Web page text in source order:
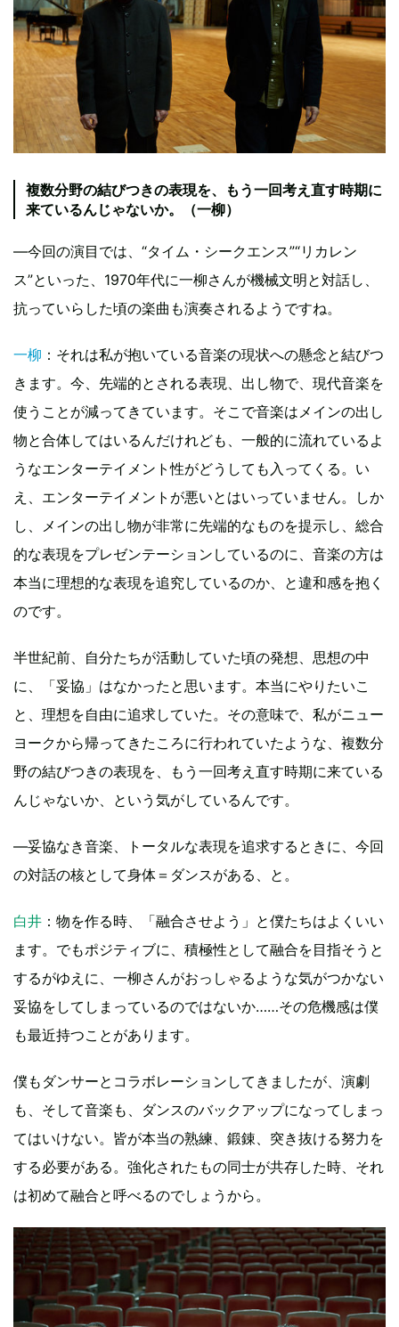
複数分野の結びつきの表現を、もう一回考え直す時期に
来ているんじゃないか。（一柳）
—今回の演目では、“タイム・シークエンス”“リカレン
ス”といった、1970年代に一柳さんが機械文明と対話し、
抗っていらした頃の楽曲も演奏されるようですね。
一柳 ：それは私が抱いている音楽の現状への懸念と結びつ
きます。今、先端的とされる表現、出し物で、現代音楽を
使うことが減ってきています。そこで音楽はメインの出し
物と合体してはいるんだけれども、一般的に流れているよ
うなエンターテイメント性がどうしても入ってくる。い
え、エンターテイメントが悪いとはいっていません。しか
し、メインの出し物が非常に先端的なものを提示し、総合
的な表現をプレゼンテーションしているのに、音楽の方は
本当に理想的な表現を追究しているのか、と違和感を抱く
のです。
半世紀前、自分たちが活動していた頃の発想、思想の中
に、「妥協」はなかったと思います。本当にやりたいこ
と、理想を自由に追求していた。その意味で、私がニュー
ヨークから帰ってきたころに行われていたような、複数分
野の結びつきの表現を、もう一回考え直す時期に来ている
んじゃないか、という気がしているんです。
—妥協なき音楽、トータルな表現を追求するときに、今回
の対話の核として身体＝ダンスがある、と。
白井 ：物を作る時、「融合させよう」と僕たちはよくいい
ます。でもポジティブに、積極性として融合を目指そうと
するがゆえに、一柳さんがおっしゃるような気がつかない
妥協をしてしまっているのではないか……その危機感は僕
も最近持つことがあります。
僕もダンサーとコラボレーションしてきましたが、演劇
も、そして音楽も、ダンスのバックアップになってしまっ
てはいけない。皆が本当の熟練、鍛錬、突き抜ける努力を
する必要がある。強化されたもの同士が共存した時、それ
は初めて融合と呼べるのでしょうから。